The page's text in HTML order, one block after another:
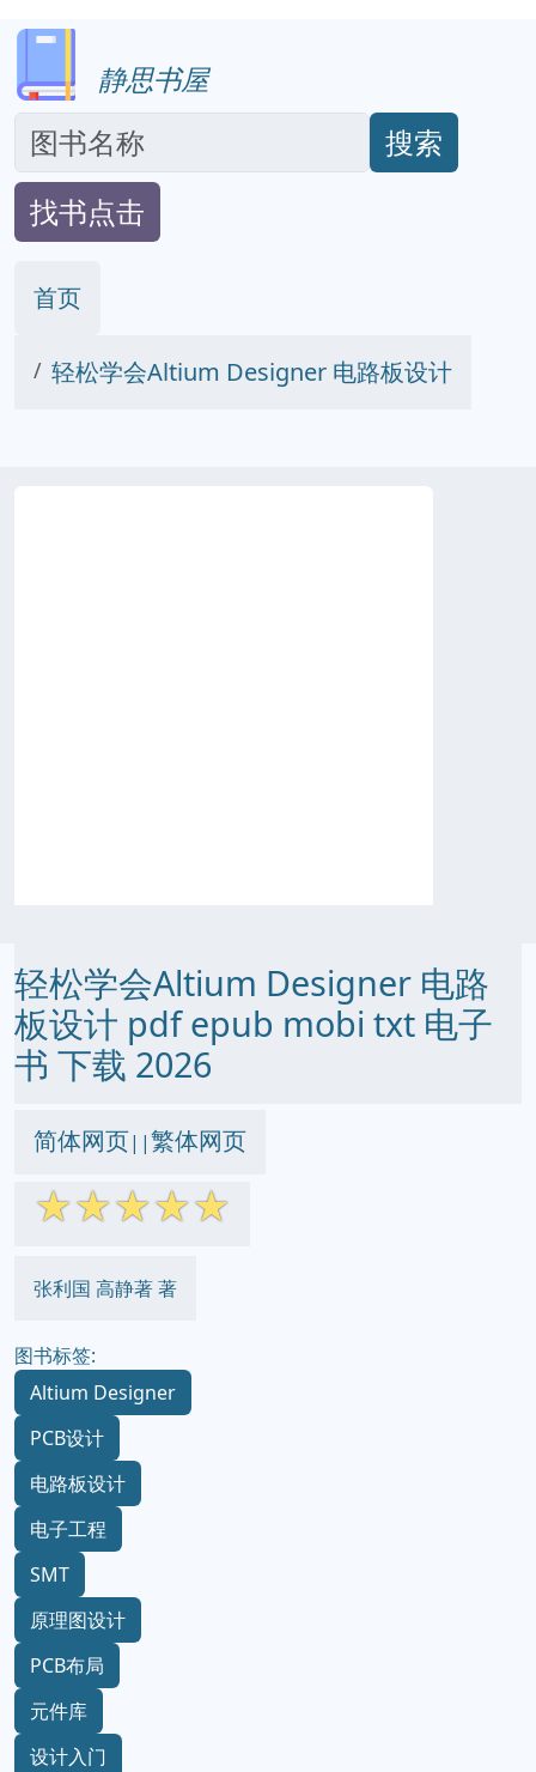
静思书屋
搜索
找书点击
首页
轻松学会Altium Designer 电路板设计
轻松学会Altium Designer 电路
板设计 pdf epub mobi txt 电子
书 下载 2026
简体网页||繁体网页
☆☆☆☆☆
张利国 高静著 著
图书标签:
Altium Designer
PCB设计
电路板设计
电子工程
SMT
原理图设计
PCB布局
元件库
设计入门